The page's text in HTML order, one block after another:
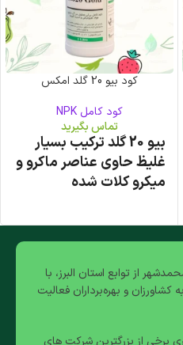
کود بیو 20 گلد امکس
کود کامل NPK
تماس بگیرید
بیو 20 گلد ترکیب بسیار
غلیظ حاوی عناصر ماکرو و
میکرو کلات شده
دریایی ، هیومیک اسید و
افزایش تولید محصولات
کشاورزی در شرایط تنش
خاک، رطوبت و بیماری‌ها
محمدشهر از توابع استان البرز، با
و بهره‌برداران فعالیت
برخی از بزرگترین شرکت های